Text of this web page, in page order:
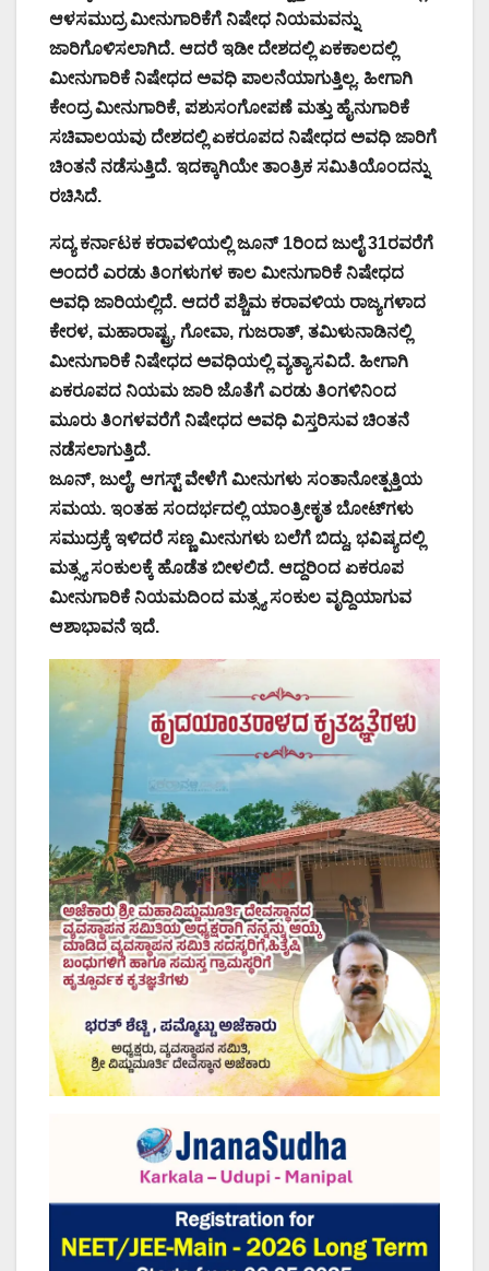
ಆಳಸಮುದ್ರ ಮೀನುಗಾರಿಕೆಗೆ ನಿಷೇಧ ನಿಯಮವನ್ನು
ಜಾರಿಗೊಳಿಸಲಾಗಿದೆ. ಆದರೆ ಇಡೀ ದೇಶದಲ್ಲಿ ಏಕಕಾಲದಲ್ಲಿ
ಮೀನುಗಾರಿಕೆ ನಿಷೇಧದ ಅವಧಿ ಪಾಲನೆಯಾಗುತ್ತಿಲ್ಲ. ಹೀಗಾಗಿ
ಕೇಂದ್ರ ಮೀನುಗಾರಿಕೆ, ಪಶುಸಂಗೋಪಣೆ ಮತ್ತು ಹೈನುಗಾರಿಕೆ
ಸಚಿವಾಲಯವು ದೇಶದಲ್ಲಿ ಏಕರೂಪದ ನಿಷೇಧದ ಅವಧಿ ಜಾರಿಗೆ
ಚಿಂತನೆ ನಡೆಸುತ್ತಿದೆ. ಇದಕ್ಕಾಗಿಯೇ ತಾಂತ್ರಿಕ ಸಮಿತಿಯೊಂದನ್ನು
ರಚಿಸಿದೆ.
ಸದ್ಯ ಕರ್ನಾಟಕ ಕರಾವಳಿಯಲ್ಲಿ ಜೂನ್ 1ರಿಂದ ಜುಲೈ 31ರವರೆಗೆ
ಅಂದರೆ ಎರಡು ತಿಂಗಳುಗಳ ಕಾಲ ಮೀನುಗಾರಿಕೆ ನಿಷೇಧದ
ಅವಧಿ ಜಾರಿಯಲ್ಲಿದೆ. ಆದರೆ ಪಶ್ಚಿಮ ಕರಾವಳಿಯ ರಾಜ್ಯಗಳಾದ
ಕೇರಳ, ಮಹಾರಾಷ್ಟ್ರ, ಗೋವಾ, ಗುಜರಾತ್, ತಮಿಳುನಾಡಿನಲ್ಲಿ
ಮೀನುಗಾರಿಕೆ ನಿಷೇಧದ ಅವಧಿಯಲ್ಲಿ ವ್ಯತ್ಯಾಸವಿದೆ. ಹೀಗಾಗಿ
ಏಕರೂಪದ ನಿಯಮ ಜಾರಿ ಜೊತೆಗೆ ಎರಡು ತಿಂಗಳಿನಿಂದ
ಮೂರು ತಿಂಗಳವರೆಗೆ ನಿಷೇಧದ ಅವಧಿ ವಿಸ್ತರಿಸುವ ಚಿಂತನೆ
ನಡೆಸಲಾಗುತ್ತಿದೆ.
ಜೂನ್, ಜುಲೈ, ಆಗಸ್ಟ್ ವೇಳೆಗೆ ಮೀನುಗಳು ಸಂತಾನೋತ್ಪತ್ತಿಯ
ಸಮಯ. ಇಂತಹ ಸಂದರ್ಭದಲ್ಲಿ ಯಾಂತ್ರೀಕೃತ ಬೋಟ್‌ಗಳು
ಸಮುದ್ರಕ್ಕೆ ಇಳಿದರೆ ಸಣ್ಣ ಮೀನುಗಳು ಬಲೆಗೆ ಬಿದ್ದು, ಭವಿಷ್ಯದಲ್ಲಿ
ಮತ್ಸ್ಯ ಸಂಕುಲಕ್ಕೆ ಹೊಡೆತ ಬೀಳಲಿದೆ. ಆದ್ದರಿಂದ ಏಕರೂಪ
ಮೀನುಗಾರಿಕೆ ನಿಯಮದಿಂದ ಮತ್ಸ್ಯ ಸಂಕುಲ ವೃದ್ದಿಯಾಗುವ
ಆಶಾಭಾವನೆ ಇದೆ.